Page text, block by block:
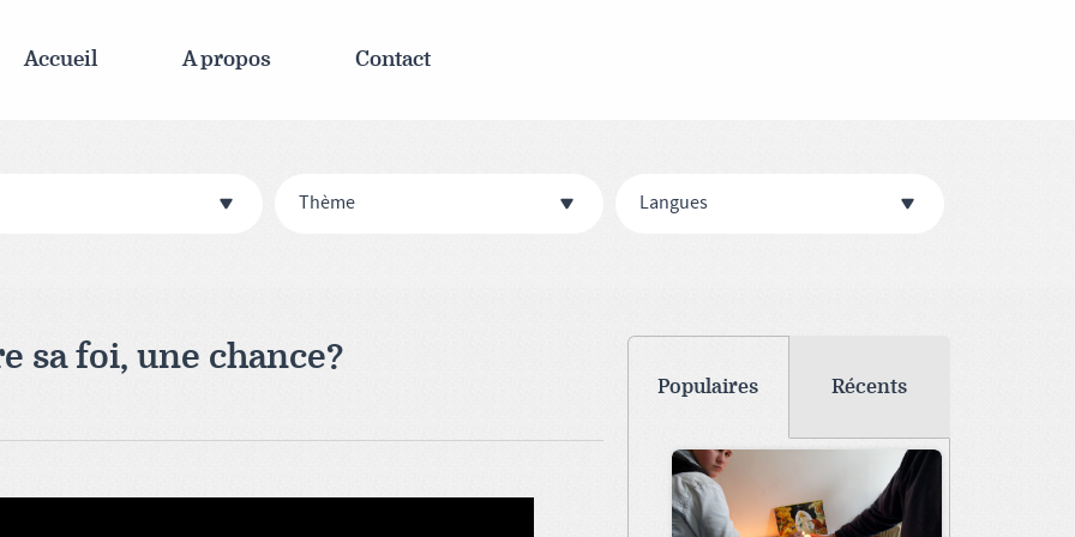
Accueil A propos Contact
Thème Langues
sa foi, une chance?
Populaires Récents